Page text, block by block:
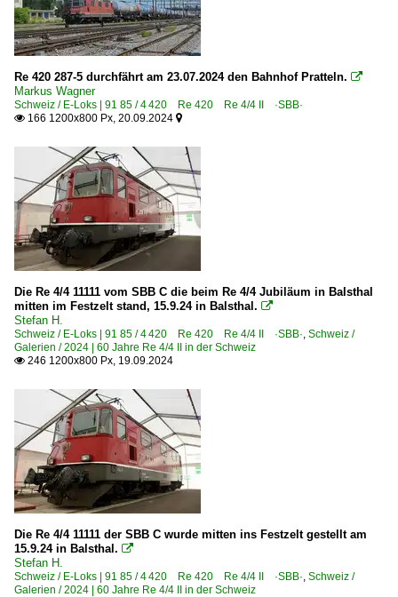
Re 420 287-5 durchfährt am 23.07.2024 den Bahnhof Pratteln. 
Markus Wagner
Schweiz / E-Loks | 91 85 / 4 420 Re 420 Re 4/4 II ·SBB·
 166 1200x800 Px, 20.09.2024 
Die Re 4/4 11111 vom SBB C die beim Re 4/4 Jubiläum in Balsthal
mitten im Festzelt stand, 15.9.24 in Balsthal. 
Stefan H.
Schweiz / E-Loks | 91 85 / 4 420 Re 420 Re 4/4 II ·SBB·, Schweiz /
Galerien / 2024 | 60 Jahre Re 4/4 II in der Schweiz
 246 1200x800 Px, 19.09.2024
Die Re 4/4 11111 der SBB C wurde mitten ins Festzelt gestellt am
15.9.24 in Balsthal. 
Stefan H.
Schweiz / E-Loks | 91 85 / 4 420 Re 420 Re 4/4 II ·SBB·, Schweiz /
Galerien / 2024 | 60 Jahre Re 4/4 II in der Schweiz